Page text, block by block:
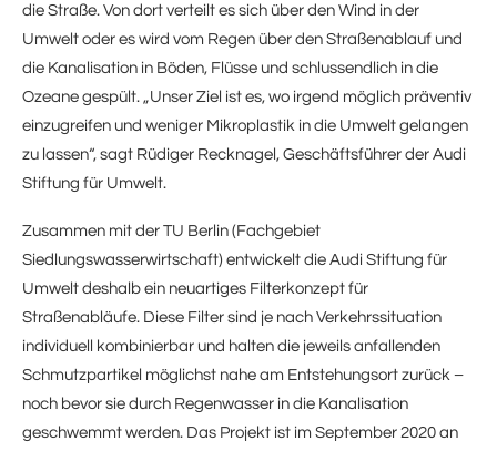
die Straße. Von dort verteilt es sich über den Wind in der
Umwelt oder es wird vom Regen über den Straßenablauf und
die Kanalisation in Böden, Flüsse und schlussendlich in die
Ozeane gespült. „Unser Ziel ist es, wo irgend möglich präventiv
einzugreifen und weniger Mikroplastik in die Umwelt gelangen
zu lassen“, sagt Rüdiger Recknagel, Geschäftsführer der Audi
Stiftung für Umwelt.
Zusammen mit der TU Berlin (Fachgebiet
Siedlungswasserwirtschaft) entwickelt die Audi Stiftung für
Umwelt deshalb ein neuartiges Filterkonzept für
Straßenabläufe. Diese Filter sind je nach Verkehrssituation
individuell kombinierbar und halten die jeweils anfallenden
Schmutzpartikel möglichst nahe am Entstehungsort zurück –
noch bevor sie durch Regenwasser in die Kanalisation
geschwemmt werden. Das Projekt ist im September 2020 an